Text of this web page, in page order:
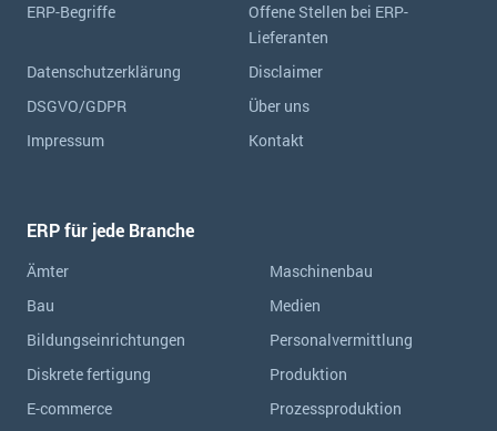
ERP-Begriffe
Offene Stellen bei ERP-
Lieferanten
Datenschutzerklärung
Disclaimer
DSGVO/GDPR
Über uns
Impressum
Kontakt
ERP für jede Branche
Ämter
Bau
Bildungseinrichtungen
Diskrete fertigung
E-commerce
Maschinenbau
Medien
Personalvermittlung
Produktion
Prozessproduktion